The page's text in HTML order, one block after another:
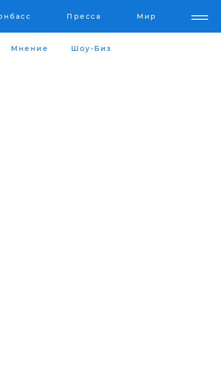
Пресса Мир
Мнение Шоу-Биз